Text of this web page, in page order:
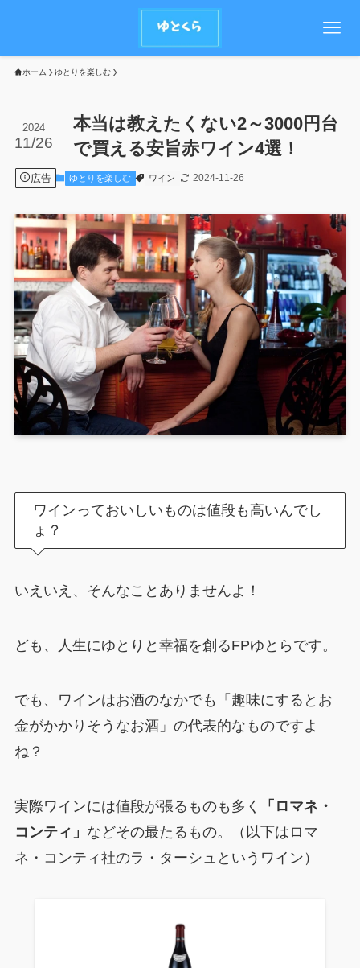
ホーム ゆとりを楽しむ
本当は教えたくない2～3000円台
で買える安旨赤ワイン4選！
2024
11/26
広告 ゆとりを楽しむ ワイン 2024-11-26
ワインっておいしいものは値段も高いんでし
ょ？
いえいえ、そんなことありませんよ！
ども、人生にゆとりと幸福を創るFPゆとらです。
でも、ワインはお酒のなかでも「趣味にするとお
金がかかりそうなお酒」の代表的なものですよ
ね？
実際ワインには値段が張るものも多く
「ロマネ・
コンティ」 などその最たるもの。（以下はロマ
ネ・コンティ社のラ・ターシュというワイン）